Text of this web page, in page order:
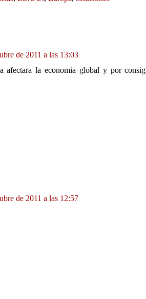
de 2011 a las 13:03
afectara la economia global y por
de 2011 a las 12:57